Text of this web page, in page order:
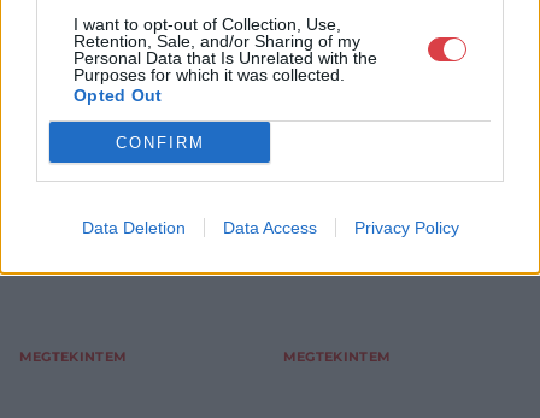
I want to opt-out of Collection, Use,
Retention, Sale, and/or Sharing of my
Personal Data that Is Unrelated with the
Purposes for which it was collected.
Opted Out
CONFIRM
Data Deletion Data Access Privacy Policy
1994): Emlékek
panoptikuma, 1977
Kikiáltási ár:13 000Ft
Aukció:90. AUKCIÓ
MEGTEKINTEM
1993): "Hirtelen
sötétedés", 1991
Aukció:90. AUKCIÓ
05 11:00
MEGTEKINTEM